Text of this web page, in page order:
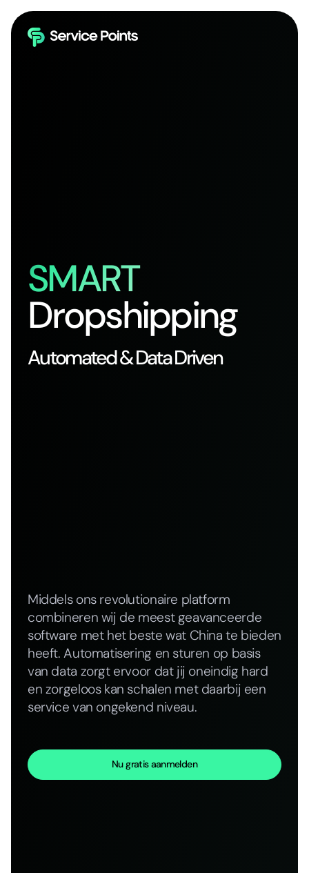
SMART
Dropshipping
Automated & Data Driven
Middels ons revolutionaire platform
combineren wij de meest geavanceerde
software met het beste wat China te bieden
heeft. Automatisering en sturen op basis
van data zorgt ervoor dat jij oneindig hard
en zorgeloos kan schalen met daarbij een
service van ongekend niveau.
Nu gratis aanmelden